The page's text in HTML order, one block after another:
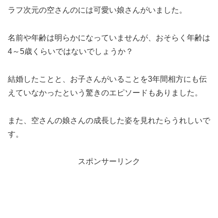
ラフ次元の空さんのには可愛い娘さんがいました。
名前や年齢は明らかになっていませんが、おそらく年齢は
4～5歳くらいではないでしょうか？
結婚したことと、お子さんがいることを3年間相方にも伝
えていなかったという驚きのエピソードもありました。
また、空さんの娘さんの成長した姿を見れたらうれしいで
す。
スポンサーリンク